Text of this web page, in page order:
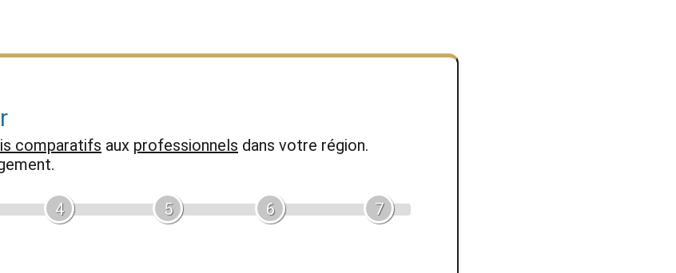
comparatifs aux professionnels dans votre région.
4 5 6 7